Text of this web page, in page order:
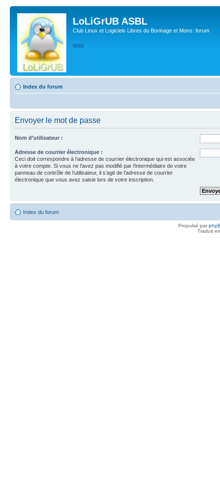
LoLiGrUB ASBL
Club Linux et Logiciels Libres du Borinage et Mons: forum
WIKI
Index du forum
Envoyer le mot de passe
Nom d’utilisateur :
Adresse de courrier électronique :
Ceci doit correspondre à l’adresse de courrier électronique qui est associée
à votre compte. Si vous ne l’avez pas modifié par l’intermédiaire de votre
panneau de contrôle de l’utilisateur, il s’agit de l’adresse de courrier
électronique que vous avez saisie lors de votre inscription.
Index du forum
Propulsé par
Traduit